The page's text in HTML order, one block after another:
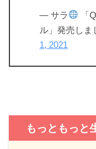
— サラ
「
ル」発売しま
1, 2021
もっともっと